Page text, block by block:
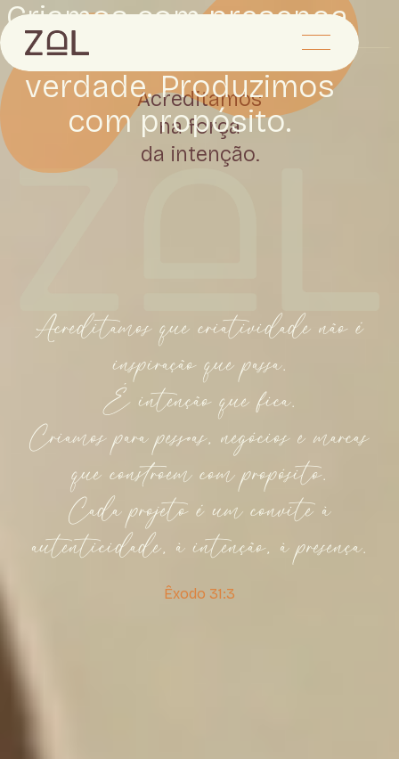
Acreditamos que criatividade não é
inspiração que passa.
É intenção que fica.
Criamos para pessoas, negócios e marcas
que constroem com propósito.
Cada projeto é um convite à
autenticidade, à intenção, à presença.
Acreditamos
na força
da intenção.
Êxodo 31:3
Criamos com presença.
Comunicamos com
verdade. Produzimos
com propósito.